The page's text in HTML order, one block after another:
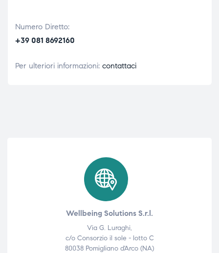
Numero Diretto:
+39 081 8692160
Per ulteriori informazioni: contattaci
Wellbeing Solutions S.r.l.
Via G. Luraghi,
c/o Consorzio il sole - lotto C
80038 Pomigliano d'Arco (NA)